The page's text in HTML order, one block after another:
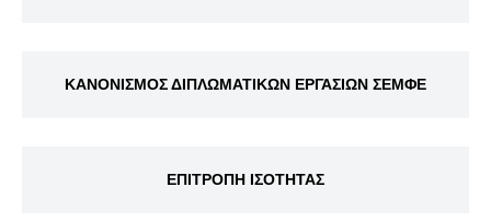
ΚΑΝΟΝΙΣΜΟΣ ΔΙΠΛΩΜΑΤΙΚΩΝ ΕΡΓΑΣΙΩΝ ΣΕΜΦΕ
ΕΠΙΤΡΟΠΗ ΙΣΟΤΗΤΑΣ